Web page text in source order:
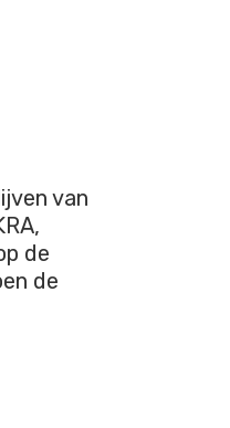
van
de
de